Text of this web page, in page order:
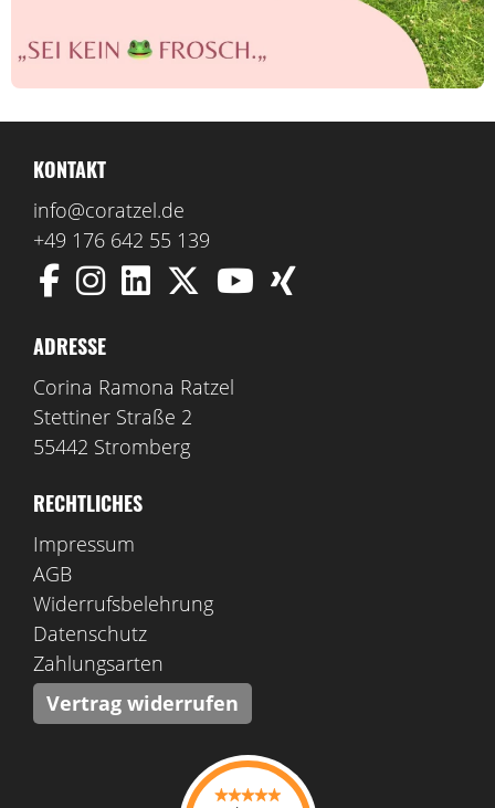
KONTAKT
info@coratzel.de
+49 176 642 55 139
ADRESSE
Corina Ramona Ratzel
Stettiner Straße 2
55442 Stromberg
RECHTLICHES
Impressum
AGB
Widerrufsbelehrung
Datenschutz
Zahlungsarten
Vertrag widerrufen